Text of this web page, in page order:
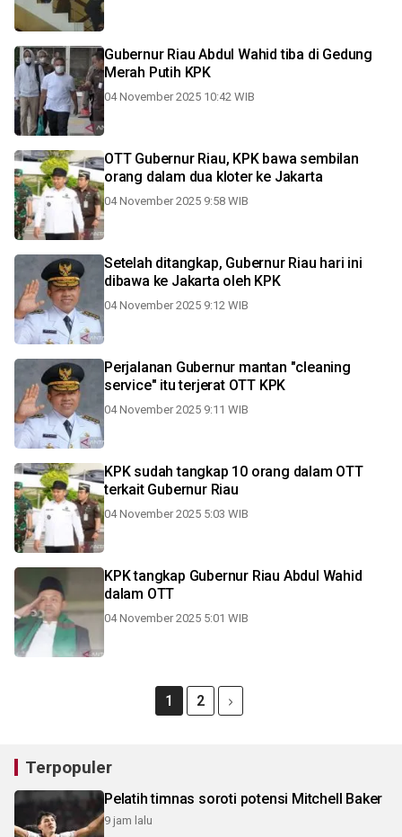
Gubernur Riau Abdul Wahid tiba di Gedung
Merah Putih KPK
04 November 2025 10:42 WIB
OTT Gubernur Riau, KPK bawa sembilan
orang dalam dua kloter ke Jakarta
04 November 2025 9:58 WIB
Setelah ditangkap, Gubernur Riau hari ini
dibawa ke Jakarta oleh KPK
04 November 2025 9:12 WIB
Perjalanan Gubernur mantan "cleaning
service" itu terjerat OTT KPK
04 November 2025 9:11 WIB
KPK sudah tangkap 10 orang dalam OTT
terkait Gubernur Riau
04 November 2025 5:03 WIB
KPK tangkap Gubernur Riau Abdul Wahid
dalam OTT
04 November 2025 5:01 WIB
1 2
Terpopuler
Pelatih timnas soroti potensi Mitchell Baker
9 jam lalu